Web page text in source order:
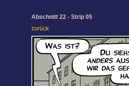
Abschnitt 22 - Strip 05
zurück